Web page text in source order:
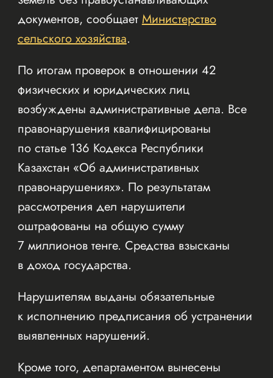
документов, сообщает Министерство
сельского хозяйства.
По итогам проверок в отношении 42
физических и юридических лиц
возбуждены административные дела. Все
правонарушения квалифицированы
по статье 136 Кодекса Республики
Казахстан «Об административных
правонарушениях». По результатам
рассмотрения дел нарушители
оштрафованы на общую сумму
7 миллионов тенге. Средства взысканы
в доход государства.
Нарушителям выданы обязательные
к исполнению предписания об устранении
выявленных нарушений.
Кроме того, департаментом вынесены